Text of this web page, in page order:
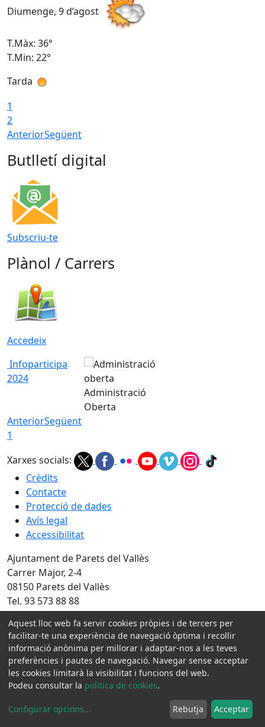
Diumenge, 9 d’agost
T.Màx: 36°
T.Min: 22°
Tarda
1
2
AnteriorSegüent
Butlletí digital
Subscriu-te
Plànol / Carrers
Accedeix
Infoparticipa
2024
Administració
Oberta
AnteriorSegüent
1
Xarxes socials:
Crèdits
Contacte
Protecció de dades
Avís legal
Accessibilitat
Ajuntament de Parets del Vallès
Carrer Major, 2-4
08150 Parets del Vallès
Tel. 93 573 88 88
Fax 93 573 88 89
NIF P0815800H
Amb la col·laboració de:
Aquest lloc web fa servir cookies pròpies i de tercers per
facilitar-te una experiència de navegació òptima i recollir
informació anònima per millorar i adaptar-nos a les teves
preferències i pautes de navegació. Navegar sense acceptar
les cookies limitarà la visibilitat i funcions del web.
Podeu consultar la política de cookies.
Configurar opcions... Rebutja Acceptar